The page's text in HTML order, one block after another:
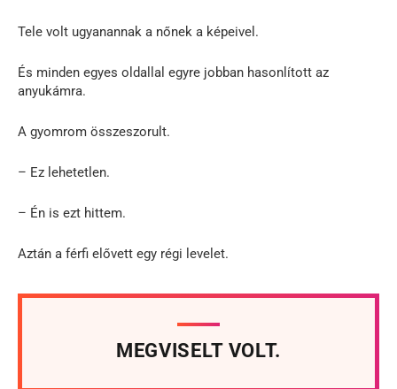
Tele volt ugyanannak a nőnek a képeivel.
És minden egyes oldallal egyre jobban hasonlított az
anyukámra.
A gyomrom összeszorult.
– Ez lehetetlen.
– Én is ezt hittem.
Aztán a férfi elővett egy régi levelet.
MEGVISELT VOLT.